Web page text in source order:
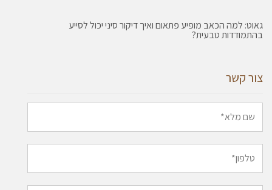
גאוט: למה הכאב מופיע פתאום ואיך דיקור סיני יכול לסייע
בהתמודדות טבעית?
צור קשר